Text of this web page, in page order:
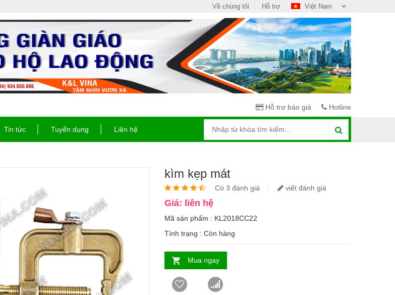
Việt Nam
Về chúng tôi Hỗ trợ
Hỗ trợ báo giá Hotline
Tin tức Tuyển dụng Liên hệ
kìm kẹp mát
Có 3 đánh giá viết đánh giá
Giá: liên hệ
Mã sản phẩm : KL2018CC22
Tình trạng : Còn hàng
Mua ngay